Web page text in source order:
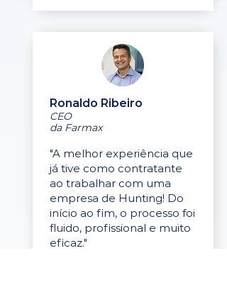
Ronaldo Ribeiro
CEO
da Farmax
"A melhor experiência que
já tive como contratante
ao trabalhar com uma
empresa de Hunting! Do
início ao fim, o processo foi
fluido, profissional e muito
eficaz."